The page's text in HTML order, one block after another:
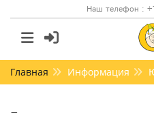
Наш телефон :
Главная Информация